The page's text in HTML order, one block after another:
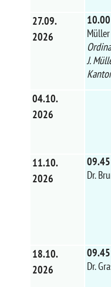
27.09.
2026
Müller
J.
04.10.
2026
11.10.
2026
Dr.
18.10.
2026
Dr.